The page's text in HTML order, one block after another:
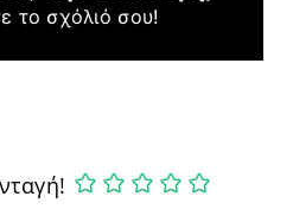
το σχόλιό σου!